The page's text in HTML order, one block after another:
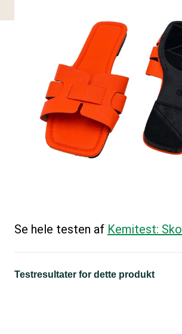
Se hele testen af Kemitest: Sko
Testresultater for dette produkt